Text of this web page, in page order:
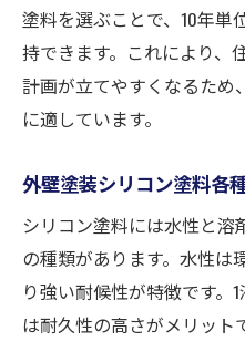
塗料を選ぶことで、10年単
持できます。これにより、
計画が立てやすくなるため
に適しています。
外壁塗装シリコン塗料各
シリコン塗料には水性と溶
の種類があります。水性は
り強い耐候性が特徴です。
は耐久性の高さがメリット